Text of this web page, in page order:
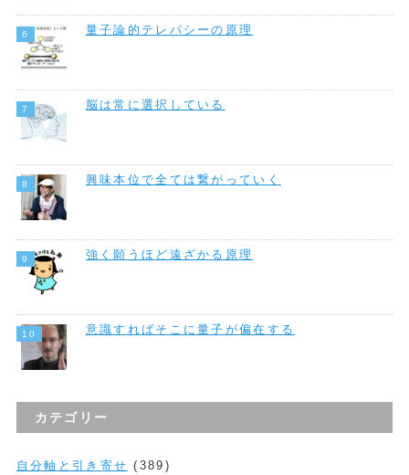
量子論的テレパシーの原理
脳は常に選択している
興味本位で全ては繋がっていく
強く願うほど遠ざかる原理
意識すればそこに量子が偏在する
カテゴリー
自分軸と引き寄せ (389)